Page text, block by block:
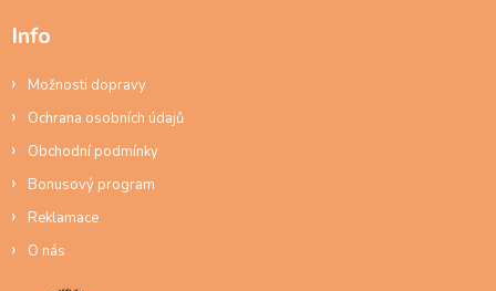
Info
Možnosti dopravy
Ochrana osobních údajů
Obchodní podmínky
Bonusový program
Reklamace
O nás